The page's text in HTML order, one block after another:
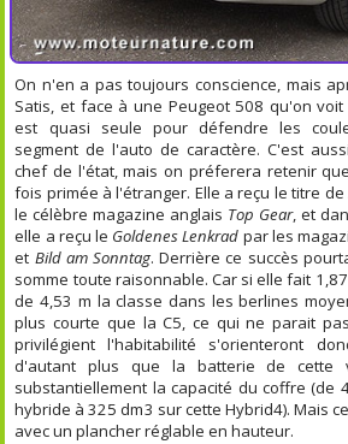
On n'en a pas toujours conscience, mais
Satis, et face à une Peugeot 508 qu'on
est quasi seule pour défendre les
segment de l'auto de caractère. C'est
chef de l'état, mais on préferera retenir
fois primée à l'étranger. Elle a reçu le titre de
le célèbre magazine anglais Top Gear, et
elle a reçu le Goldenes Lenkrad par les
et Bild am Sonntag. Derrière ce succès
somme toute raisonnable. Car si elle fait
de 4,53 m la classe dans les berlines
plus courte que la C5, ce qui ne parait
privilégient l'habitabilité s'orienteront
d'autant plus que la batterie de cette
substantiellement la capacité du coffre (de
hybride à 325 dm3 sur cette Hybrid4). Mais
avec un plancher réglable en hauteur.